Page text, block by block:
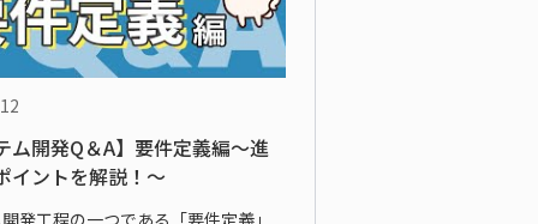
ム開発Q＆A】要件定義編～進
イントを解説！～
発工程の一つである「要件定義」